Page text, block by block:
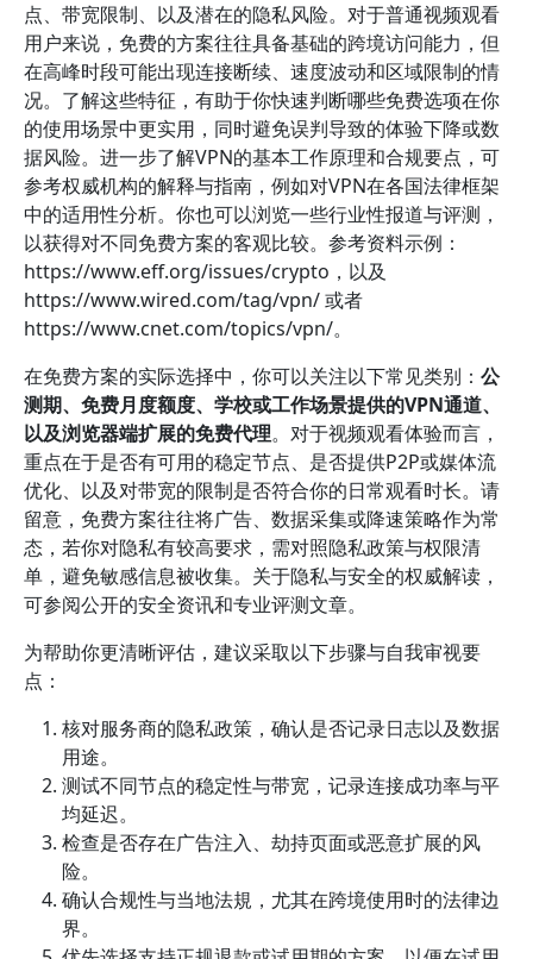
点、带宽限制、以及潜在的隐私风险。对于普通视频观看
用户来说，免费的方案往往具备基础的跨境访问能力，但
在高峰时段可能出现连接断续、速度波动和区域限制的情
况。了解这些特征，有助于你快速判断哪些免费选项在你
的使用场景中更实用，同时避免误判导致的体验下降或数
据风险。进一步了解VPN的基本工作原理和合规要点，可
参考权威机构的解释与指南，例如对VPN在各国法律框架
中的适用性分析。你也可以浏览一些行业性报道与评测，
以获得对不同免费方案的客观比较。参考资料示例：
https://www.eff.org/issues/crypto，以及
https://www.wired.com/tag/vpn/ 或者
https://www.cnet.com/topics/vpn/。
在免费方案的实际选择中，你可以关注以下常见类别： 公
测期、免费月度额度、学校或工作场景提供的VPN通道、
以及浏览器端扩展的免费代理。对于视频观看体验而言，
重点在于是否有可用的稳定节点、是否提供P2P或媒体流
优化、以及对带宽的限制是否符合你的日常观看时长。请
留意，免费方案往往将广告、数据采集或降速策略作为常
态，若你对隐私有较高要求，需对照隐私政策与权限清
单，避免敏感信息被收集。关于隐私与安全的权威解读，
可参阅公开的安全资讯和专业评测文章。
为帮助你更清晰评估，建议采取以下步骤与自我审视要
点：
核对服务商的隐私政策，确认是否记录日志以及数据
用途。
测试不同节点的稳定性与带宽，记录连接成功率与平
均延迟。
检查是否存在广告注入、劫持页面或恶意扩展的风
险。
确认合规性与当地法規，尤其在跨境使用时的法律边
界。